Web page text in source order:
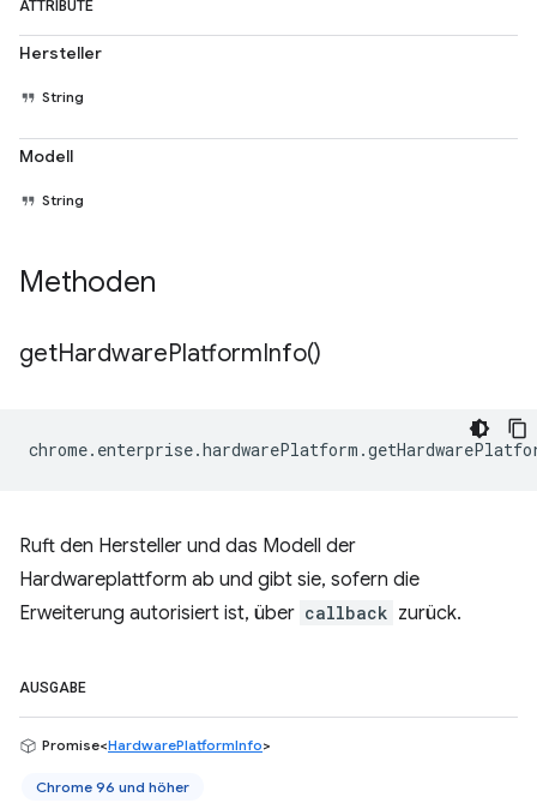
ATTRIBUTE
Hersteller
String
Modell
String
Methoden
getHardwarePlatformInfo()
chrome. enterprise.hardwarePlatform .
Ruft den Hersteller und das Modell der
Hardwareplattform ab und gibt sie, sofern die
Erweiterung autorisiert ist, über callback zurück.
AUSGABE
Promise<HardwarePlatformInfo>
Chrome 96 und höher